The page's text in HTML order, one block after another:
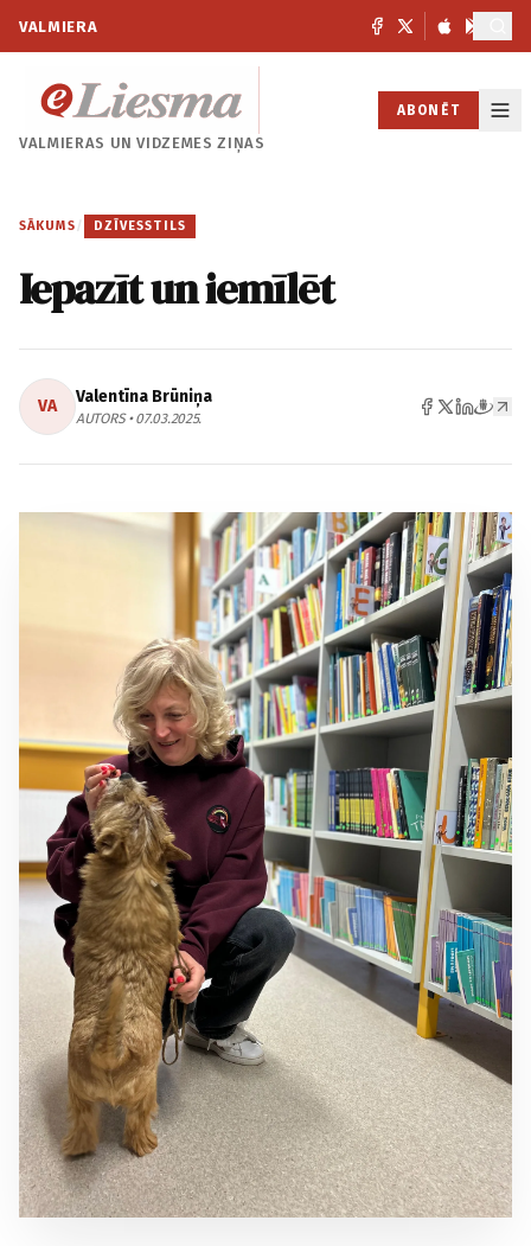
VALMIERA
VALMIERAS UNVIDZEMES ZIŅAS
ABONĒT
SĀKUMS / DZĪVESSTILS
Iepazīt un iemīlēt
VA Valentīna Brūniņa
AUTORS • 07.03.2025.